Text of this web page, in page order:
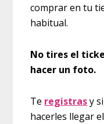
comprar en tu
habitual.
No tires el
hacer un foto.
Te registrasy
hacerles llegar